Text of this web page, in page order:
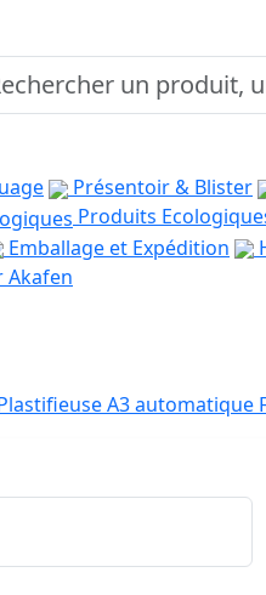
Présentoir & Blister
Produits
Emballage et Expédition
Akafen
A3 automatique